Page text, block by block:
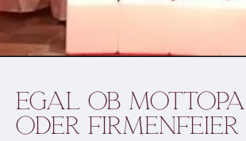
Egal ob
oder Firmenfeier